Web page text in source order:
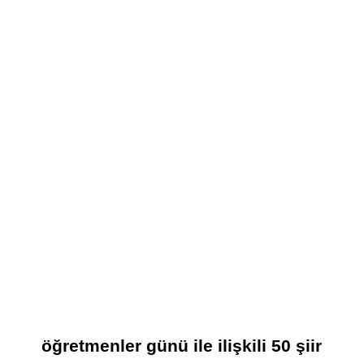
öğretmenler günü ile ilişkili50 şiir